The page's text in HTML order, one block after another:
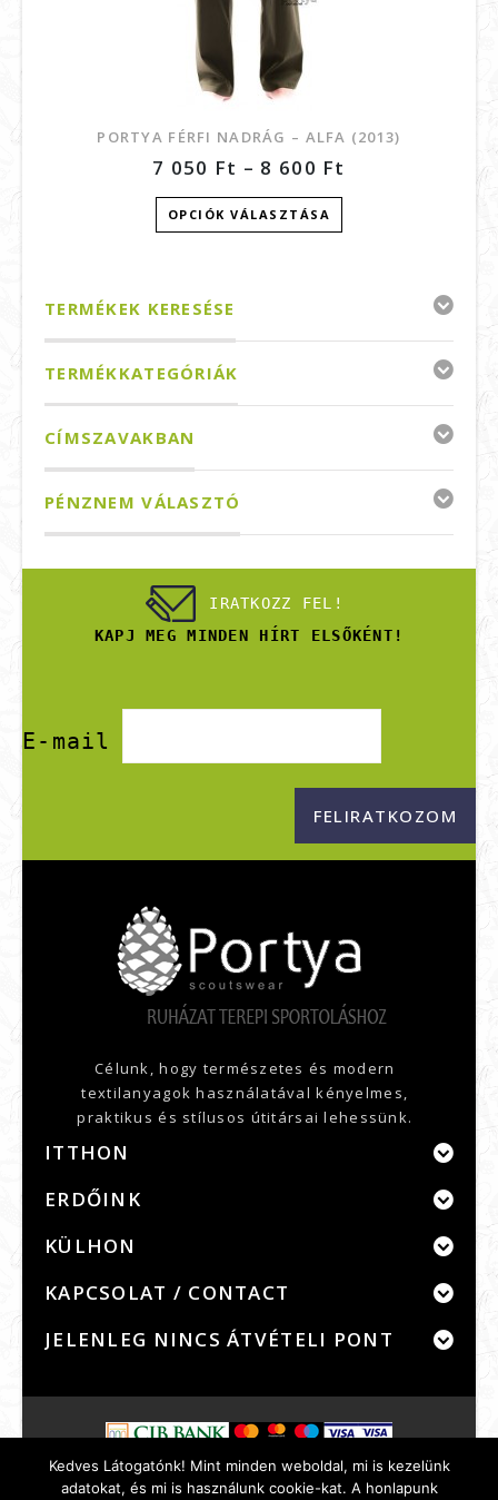
PORTYA FÉRFI NADRÁG – ALFA (2013)
7 050 Ft – 8 600 Ft
OPCIÓK VÁLASZTÁSA
TERMÉKEK KERESÉSE
TERMÉKKATEGÓRIÁK
CÍMSZAVAKBAN
PÉNZNEM VÁLASZTÓ
IRATKOZZ FEL!
KAPJ MEG MINDEN HÍRT ELSŐKÉNT!
E-mail
Célunk, hogy természetes és modern
textilanyagok használatával kényelmes,
praktikus és stílusos útitársai lehessünk.
ITTHON
ERDŐINK
KÜLHON
KAPCSOLAT / CONTACT
JELENLEG NINCS ÁTVÉTELI PONT
Szerződési feltételek
Adatvédelem
Kedves Látogatónk! Mint minden weboldal, mi is kezelünk
adatokat, és mi is használunk cookie-kat. A honlapunk